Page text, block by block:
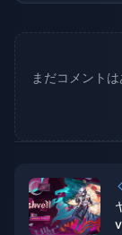
まだコメント